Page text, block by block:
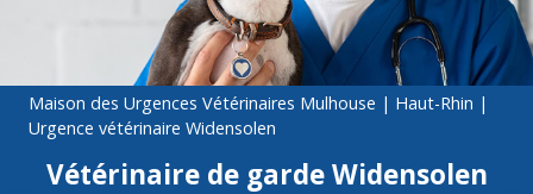
Maison des Urgences Vétérinaires Mulhouse | Haut-Rhin |
Urgence vétérinaire Widensolen
Vétérinaire de garde Widensolen